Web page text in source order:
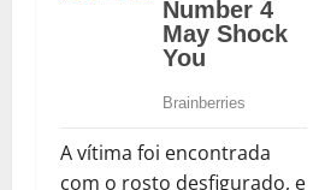
A vítima foi encontrada
com o rosto desfigurado, e